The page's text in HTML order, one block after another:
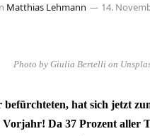
Matthias Lehmann 14.
Photo by Giulia Bertelli on
hat sich jetzt
Da 37 Prozent aller